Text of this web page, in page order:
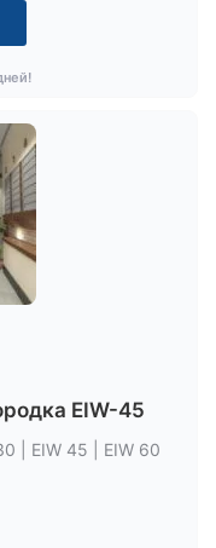
EIW-45
| EIW 45 | EIW 60